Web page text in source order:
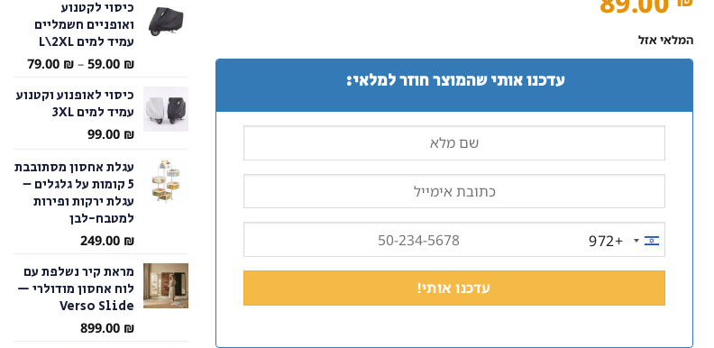
המלאי אזל
עדכנו אותי שהמוצר חוזר למלאי:
ISRAEL
+972
+972
כיסוי לקטנוע
ואופניים חשמליים
עמיד למים L\2XL
59.00 ₪
–
79.00 ₪
טווח
כיסוי לאופנוע וקטנוע
עמיד למים 3XL
99.00 ₪
עגלת אחסון מסתובבת
5 קומות על גלגלים –
עגלת ירקות ופירות
למטבח-לבן
249.00 ₪
מראת קיר נשלפת עם
לוח אחסון מודולרי —
Verso Slide
899.00 ₪